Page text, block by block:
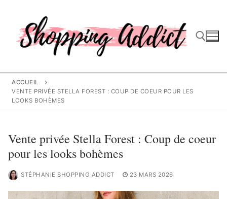
contenu
ACCUEIL
VENTE PRIVÉE STELLA FOREST : COUP DE COEUR POUR LES
LOOKS BOHÈMES
Vente privée Stella Forest : Coup de coeur
pour les looks bohèmes
STÉPHANIE SHOPPING ADDICT 23 MARS 2026